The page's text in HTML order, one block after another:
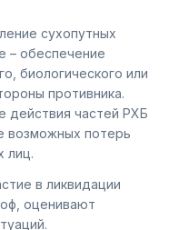
сухопутных
– обеспечение
биологического или
противника.
действия частей РХБ
возможных потерь
лиц.
в ликвидации
оценивают